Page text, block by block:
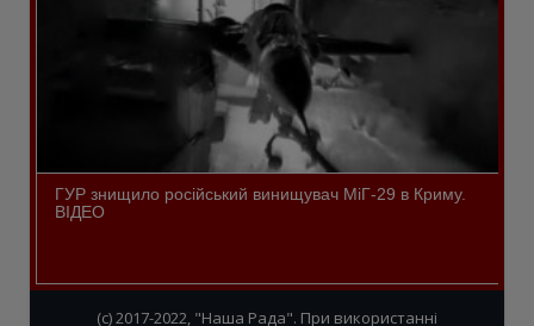
ГУР знищило російський винищувач МіГ-29 в Криму.
ВІДЕО
(c) 2017-2022, "Наша Рада". При використанні